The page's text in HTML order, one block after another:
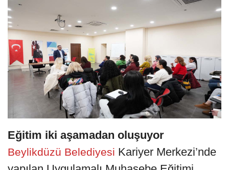
Eğitim iki aşamadan oluşuyor
Beylikdüzü Belediyesi Kariyer Merkezi’nde